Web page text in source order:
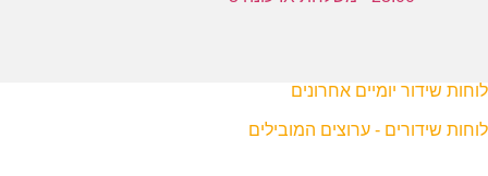
לוחות שידור יומיים אחרונים
לוחות שידורים - ערוצים המובילים